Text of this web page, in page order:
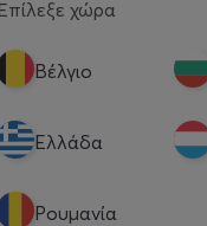
Επίλεξε χώρα
Βέλγιο
Eλλάδα
Ρουμανία